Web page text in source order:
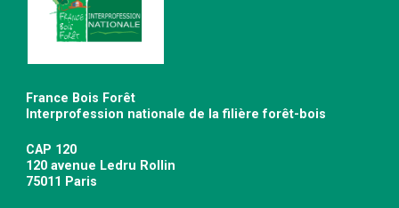
France Bois Forêt
Interprofession nationale de la filière forêt-bois
CAP 120
120 avenue Ledru Rollin
75011 Paris